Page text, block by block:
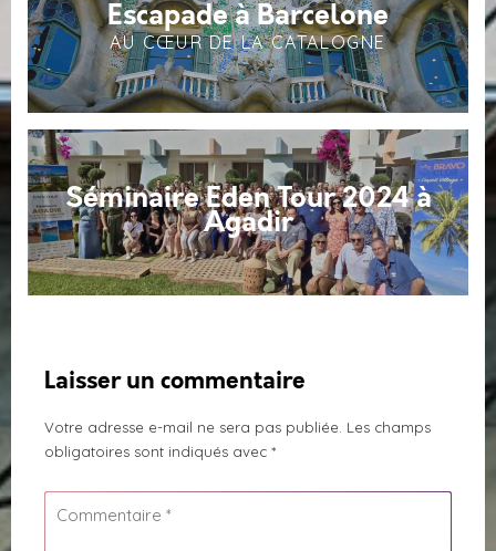
Escapade à Barcelone
AU CŒUR DE LA CATALOGNE
Séminaire Eden Tour 2024 à
Agadir
Laisser un commentaire
Votre adresse e-mail ne sera pas publiée. Les champs
obligatoires sont indiqués avec *